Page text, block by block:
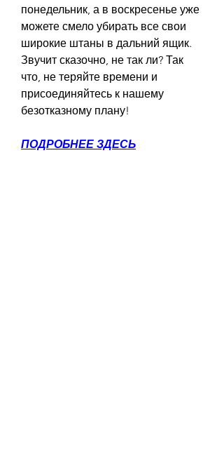
понедельник, а в воскресенье уже
можете смело убирать все свои
широкие штаны в дальний ящик.
Звучит сказочно, не так ли? Так
что, не теряйте времени и
присоединяйтесь к нашему
безотказному плану!
ПОДРОБНЕЕ ЗДЕСЬ